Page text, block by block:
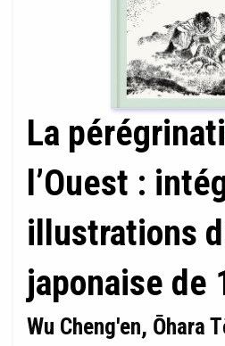
La
l’Ouest :
illustrations
japonaise de
Wu Cheng'en, Ōhara